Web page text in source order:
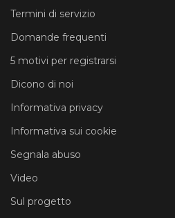
Termini di servizio
Domande frequenti
5 motivi per registrarsi
Dicono di noi
Informativa privacy
Informativa sui cookie
Segnala abuso
Video
Sul progetto